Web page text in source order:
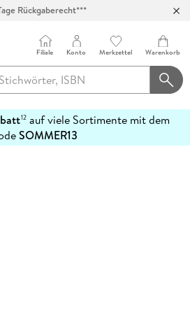
Rückgaberecht***
Filiale Konto Merkzettel Warenkorb
12auf viele Sortimente mit dem
SOMMER13